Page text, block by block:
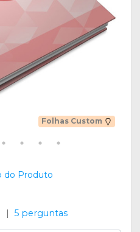
Folhas Custom
do Produto
| 5 perguntas